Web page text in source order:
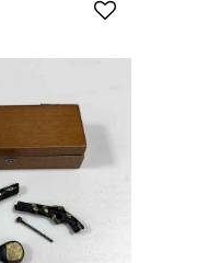
Add to